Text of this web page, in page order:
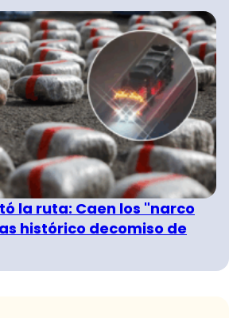
la ruta: Caen los "narco
histórico decomiso de